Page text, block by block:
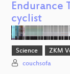
Endurance
cyclist
Science ZKM
couchsofa